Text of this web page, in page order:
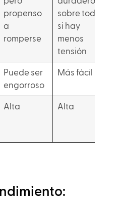
propenso
a
romperse
sobre todo
si hay
menos
tensión
Puede ser
engorroso
Más fácil
Alta Alta